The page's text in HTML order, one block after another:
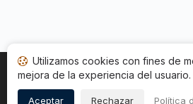
Inicio Estado opiniones
Utilizamos cookies con fines de
mejora de la experiencia del usuario.
Aceptar Rechazar Política